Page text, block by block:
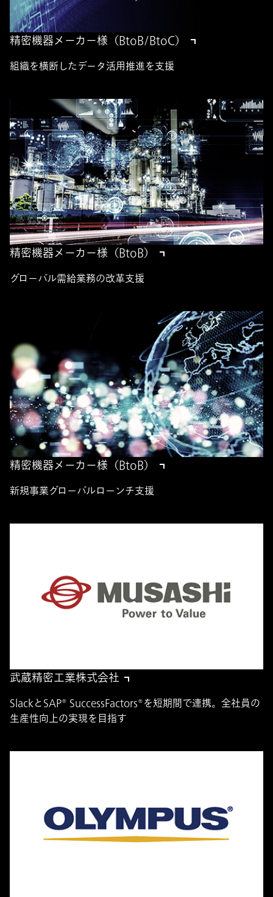
精密機器メーカー様（BtoB/BtoC）
組織を横断したデータ活用推進を支援
精密機器メーカー様（BtoB）
グローバル需給業務の改革支援
精密機器メーカー様（BtoB）
新規事業グローバルローンチ支援
武蔵精密工業株式会社
SlackとSAP® SuccessFactors®を短期間で連携。全社員の
生産性向上の実現を目指す